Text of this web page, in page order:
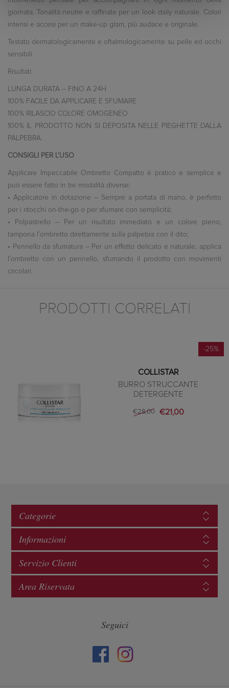
giornata. Tonalità neutre e raffinate per un look daily naturale. Colori
intensi e accesi per un make-up glam, più audace e originale.
Testato dermatologicamente e oftalmologicamente su pelle ed occhi
sensibili.
Risultati:
LUNGA DURATA – FINO A 24H
100% FACILE DA APPLICARE E SFUMARE
100% RILASCIO COLORE OMOGENEO
100% IL PRODOTTO NON SI DEPOSITA NELLE PIEGHETTE DALLA
PALPEBRA.
CONSIGLI PER L’USO
Applicare Impeccabile Ombretto Compatto è pratico e semplice e
può essere fatto in tre modalità diverse:
• Applicatore in dotazione – Sempre a portata di mano, è perfetto
per i ritocchi on-the-go o per sfumare con semplicità;
• Polpastrello – Per un risultato immediato e un colore pieno,
tampona l’ombretto direttamente sulla palpebra con il dito;
• Pennello da sfumatura – Per un effetto delicato e naturale, applica
l’ombretto con un pennello, sfumando il prodotto con movimenti
circolari.
PRODOTTI CORRELATI
-25%
COLLISTAR
BURRO STRUCCANTE
DETERGENTE
€28,00 €21,00
Categorie
Informazioni
Servizio Clienti
Area Riservata
Seguici